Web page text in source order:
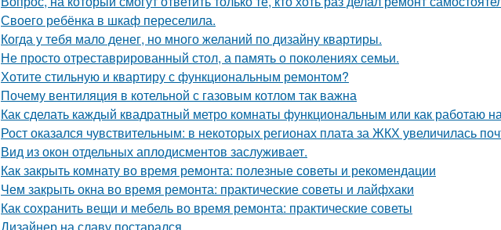
Своего ребёнка в шкаф переселила.
Когда у тебя мало денег, но много желаний по дизайну квартиры.
Не просто отреставрированный стол, а память о поколениях семьи.
Хотите стильную и квартиру с функциональным ремонтом?
Почему вентиляция в котельной с газовым котлом так важна
Как сделать каждый квадратный метро комнаты функциональным или как работаю
Рост оказался чувствительным: в некоторых регионах плата за ЖКХ увеличилась
Вид из окон отдельных аплодисментов заслуживает.
Как закрыть комнату во время ремонта: полезные советы и рекомендации
Чем закрыть окна во время ремонта: практические советы и лайфхаки
Как сохранить вещи и мебель во время ремонта: практические советы